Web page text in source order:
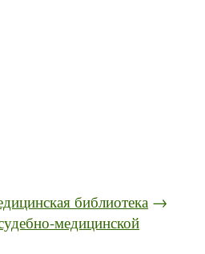
библиотека →
медицинской